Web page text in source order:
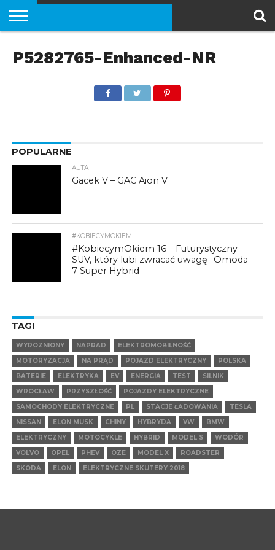
EKIPA
#NAPRĄD
VLOG
SAMOCHODY
MOTOCYKLE
SKUTERY
(MOTOROWERY)
ROWERY
HULAJNOGI
P5282765-Enhanced-NR
POPULARNE
AUTA
Gacek V – GAC Aion V
#KOBIECYMOKIEM
#KobiecymOkiem 16 – Futurystyczny
SUV, który lubi zwracać uwagę- Omoda
7 Super Hybrid
TAGI
WYROZNIONY NAPRAD
ELEKTROMOBILNOŚĆ
MOTORYZACJA
NA PRĄD POJAZD ELEKTRYCZNY
POLSKA
BATERIE
ELEKTRYKA EV ENERGIA TEST
SILNIK
WROCŁAW
PRZYSZŁOŚĆ
POJAZDY ELEKTRYCZNE
SAMOCHODY ELEKTRYCZNE
PL STACJE ŁADOWANIA
TESLA
NISSAN
ELON MUSK CHINY HYBRYDA VW
BMW
ELEKTRYCZNY
MOTOCYKLE HYBRID MODEL S
WODÓR
VOLVO
OPEL PHEV OZE MODEL X
ROADSTER
SKODA
ELON ELEKTRYCZNE SKUTERY 2018